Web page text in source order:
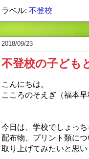
ラベル: 不登校
2018/09/23
不登校の子ども
こんにちは。
こころのそえぎ（福本早
今日は、学校でしょっ
配布物、プリント類につ
取り上げてみたいと思い